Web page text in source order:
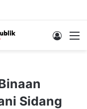
Log In
Sidang